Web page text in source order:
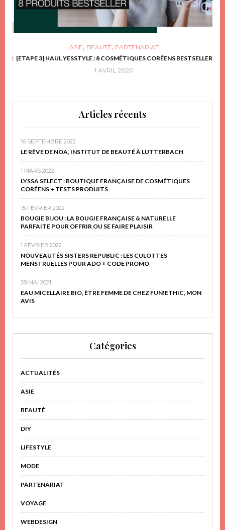
ASIE, BEAUTÉ, PARTENARIAT
[ETAPE 3] HAUL YESSTYLE : 8 COSMÉTIQUES CORÉENS BESTSELLER
1 AVRIL 2020
Articles récents
16 SEPTEMBRE 2022
LE RÊVE DE NOA, INSTITUT DE BEAUTÉ À LUTTERBACH
1 MARS 2022
LYSSA SELECT : BOUTIQUE FRANÇAISE DE COSMÉTIQUES
CORÉENS + TESTS PRODUITS
15 FÉVRIER 2022
BOUGIE BIJOU : LA BOUGIE FRANÇAISE & NATURELLE
PARFAITE POUR OFFRIR OU SE FAIRE PLAISIR
1 FÉVRIER 2022
NOUVEAUTÉS SISTERS REPUBLIC : LES CULOTTES
MENSTRUELLES POUR ADO + CODE PROMO
28 MAI 2021
EAU MICELLAIRE BIO, ÊTRE FEMME DE CHEZ FUN!ETHIC, MON
AVIS
Catégories
ACTUALITÉS
ASIE
BEAUTÉ
DIY
LIFESTYLE
MODE
PARTENARIAT
VOYAGE
WEBDESIGN